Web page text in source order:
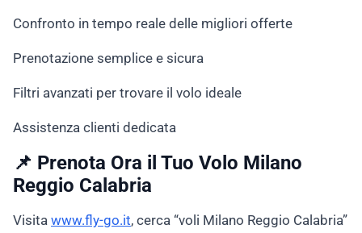
Confronto in tempo reale delle migliori offerte
Prenotazione semplice e sicura
Filtri avanzati per trovare il volo ideale
Assistenza clienti dedicata
📌 Prenota Ora il Tuo Volo Milano
Reggio Calabria
Visita www.fly-go.it, cerca “voli Milano Reggio Calabria”